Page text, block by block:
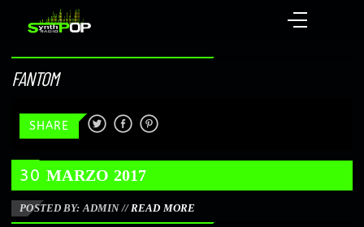
FANTOM
SHARE
30MARZO 2017
POSTED BY: ADMIN//READ MORE